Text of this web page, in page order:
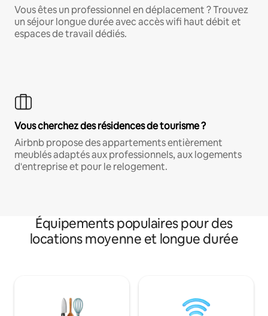
Vous êtes un professionnel en déplacement ? Trouvez
un séjour longue durée avec accès wifi haut débit et
espaces de travail dédiés.
Vous cherchez des résidences de tourisme ?
Airbnb propose des appartements entièrement
meublés adaptés aux professionnels, aux logements
d'entreprise et pour le relogement.
Équipements populaires pour des
locations moyenne et longue durée